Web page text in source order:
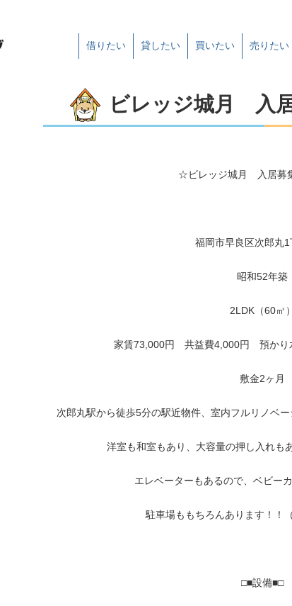
借りたい 貸したい 買いたい 売りたい
ビレッジ城月 入
☆ビレッジ城月 入居募
福岡市早良区次郎丸
昭和52年築
2LDK（60㎡）
家賃73,000円 共益費4,000円 預かり
敷金2ヶ月
次郎丸駅から徒歩5分の駅近物件、室内フルリノベ
洋室も和室もあり、大容量の押し入れも
エレベーターもあるので、ベビー
駐車場ももちろんあります！！
□■設備■□